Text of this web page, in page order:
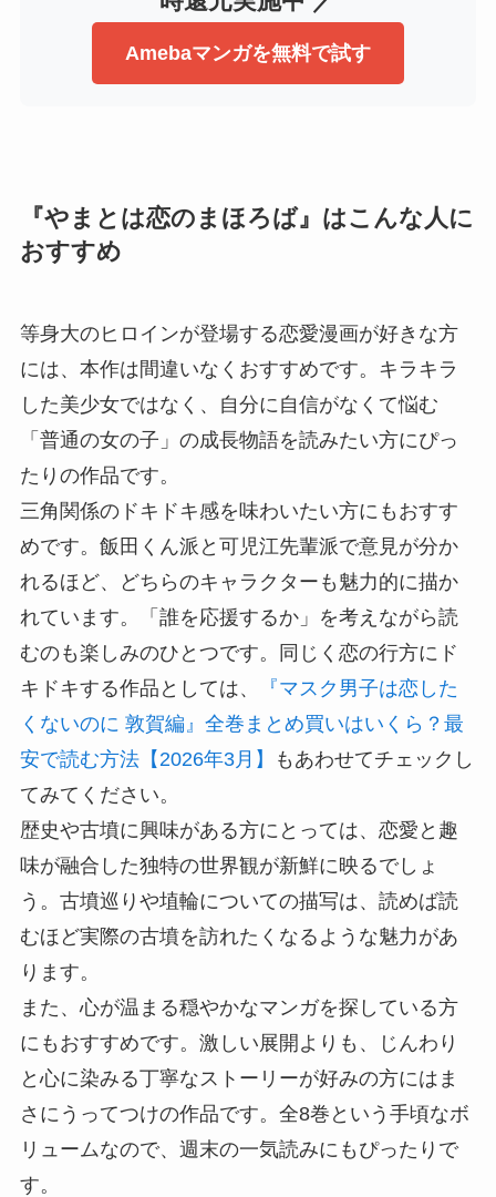
Amebaマンガを無料で試す
『やまとは恋のまほろば』はこんな人に
おすすめ
等身大のヒロインが登場する恋愛漫画が好きな方
には、本作は間違いなくおすすめです。キラキラ
した美少女ではなく、自分に自信がなくて悩む
「普通の女の子」の成長物語を読みたい方にぴっ
たりの作品です。
三角関係のドキドキ感を味わいたい方にもおすす
めです。飯田くん派と可児江先輩派で意見が分か
れるほど、どちらのキャラクターも魅力的に描か
れています。「誰を応援するか」を考えながら読
むのも楽しみのひとつです。同じく恋の行方にド
キドキする作品としては、
『マスク男子は恋した
くないのに 敦賀編』全巻まとめ買いはいくら？最
安で読む方法【2026年3月】
もあわせてチェックし
てみてください。
歴史や古墳に興味がある方にとっては、恋愛と趣
味が融合した独特の世界観が新鮮に映るでしょ
う。古墳巡りや埴輪についての描写は、読めば読
むほど実際の古墳を訪れたくなるような魅力があ
ります。
また、心が温まる穏やかなマンガを探している方
にもおすすめです。激しい展開よりも、じんわり
と心に染みる丁寧なストーリーが好みの方にはま
さにうってつけの作品です。全8巻という手頃なボ
リュームなので、週末の一気読みにもぴったりで
す。